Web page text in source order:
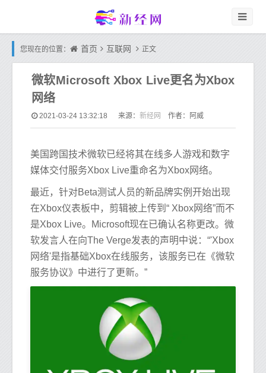
您现在的位置： 首页 互联网 正文
微软Microsoft Xbox Live更名为Xbox
网络
2021-03-24 13:32:18 来源： 新经网 作者：阿威
美国跨国技术微软已经将其在线多人游戏和数字
媒体交付服务Xbox Live重命名为Xbox网络。
最近，针对Beta测试人员的新品牌实例开始出现
在Xbox仪表板中，剪辑被上传到“ Xbox网络”而不
是Xbox Live。Microsoft现在已确认名称更改。微
软发言人在向The Verge发表的声明中说：“'Xbox
网络'是指基础Xbox在线服务，该服务已在《微软
服务协议》中进行了更新。”